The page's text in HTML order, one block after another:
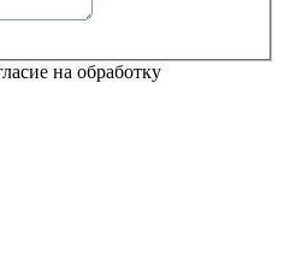
на обработку